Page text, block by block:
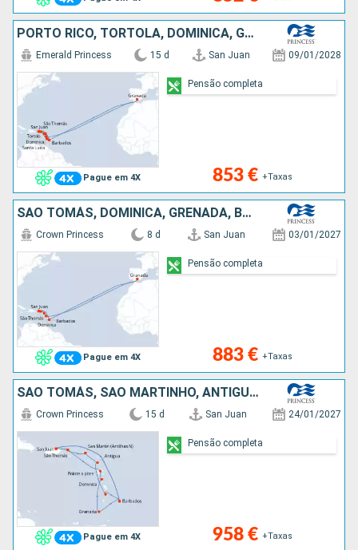
PORTO RICO, TORTOLA, DOMINICA, GRENADA, SÃO TOMÁS, SÃO MARTINHO, ANTÍGUA E BARBUDA, BARBADOS, SANTA LÚCIA
Pague em 4X
Emerald Princess 15 d San Juan 09/01/2028
853 € +Taxas
Pensão completa
SÃO TOMÁS, DOMINICA, GRENADA, BARBADOS, PORTO RICO
Pague em 4X
Crown Princess 8 d San Juan 03/01/2027
883 € +Taxas
Pensão completa
SÃO TOMÁS, SÃO MARTINHO, ANTÍGUA E BARBUDA, SANTA LÚCIA, GUADALUPE, DOMINICA, GRENADA, BARBADOS, PORTO RICO
Pague em 4X
Crown Princess 15 d San Juan 24/01/2027
958 € +Taxas
Pensão completa